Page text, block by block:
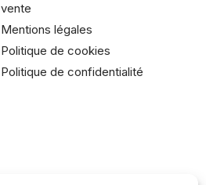
vente
Mentions légales
Politique de cookies
Politique de confidentialité